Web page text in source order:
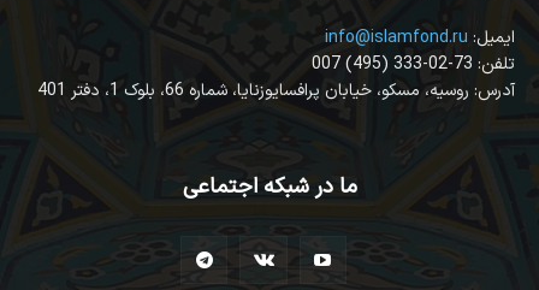
info@islamfond.ru :ایمیل
007 (495) 333-02-73 :تلفن
آدرس: روسیه، مسکو، خیابان پرافسایوزنایا، شماره 66، بلوک 1، دفتر 401
ما در شبکه اجتماعی